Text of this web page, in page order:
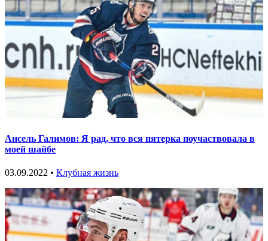
Ансель Галимов: Я рад, что вся пятерка поучаствовала в
моей шайбе
03.09.2022 • Клубная жизнь